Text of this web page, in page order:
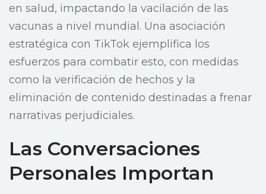
en salud, impactando la vacilación de las
vacunas a nivel mundial. Una asociación
estratégica con TikTok ejemplifica los
esfuerzos para combatir esto, con medidas
como la verificación de hechos y la
eliminación de contenido destinadas a frenar
narrativas perjudiciales.
Las Conversaciones
Personales Importan